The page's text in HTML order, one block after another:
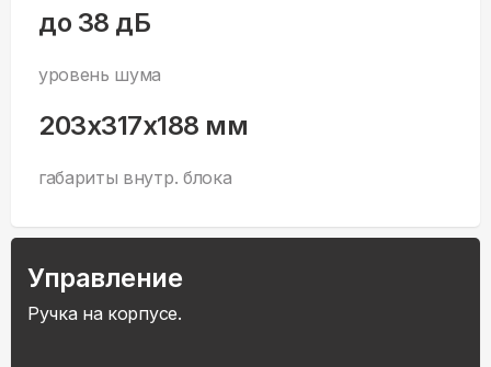
до 38 дБ
уровень шума
203x317x188 мм
габариты внутр. блока
Управление
Ручка на корпусе.